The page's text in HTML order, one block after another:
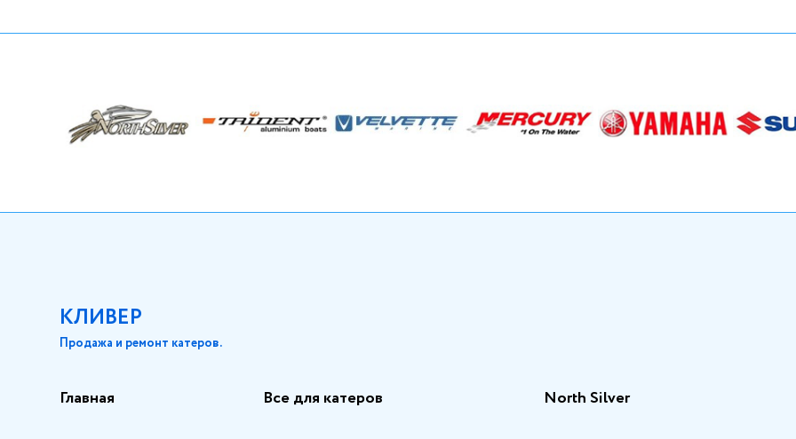
КЛИВЕР
Продажа и ремонт катеров.
Главная Все для катеров North Silver